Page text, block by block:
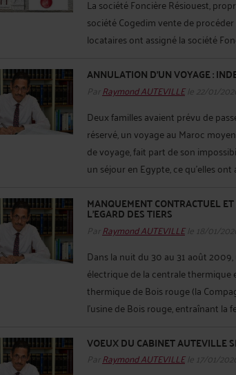
La société Foncière Résiouest,
société Cogedim vente de procéder
locataires ont assigné la société
ANNULATION D’UN VOYAGE :
Par Raymond AUTEVILLEle 22/01/
Deux familles avaient prévu de
réservé, un voyage au Maroc
de voyage, fait part de son
un séjour en Egypte, ce qu’elles ont
MANQUEMENT CONTRACTUEL
L'EGARD DES TIERS
Par Raymond AUTEVILLEle 18/01/
Dans la nuit du 30 au 31 août
électrique de la centrale
thermique de Bois rouge (la
l’usine de Bois rouge, entraînant la
VOEUX DU CABINET AUTEVILLE
Par Raymond AUTEVILLEle 17/01/